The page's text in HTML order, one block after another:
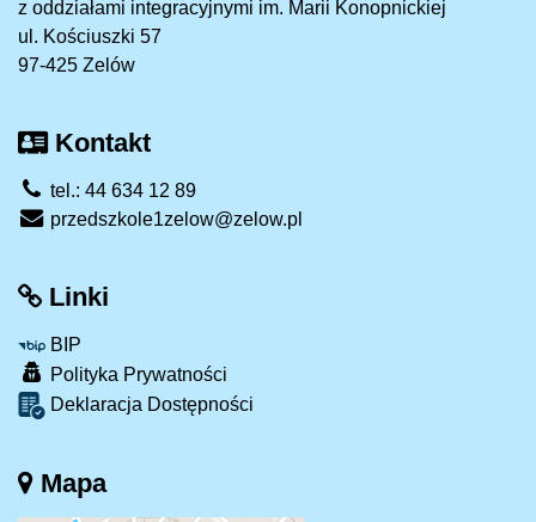
z oddziałami integracyjnymi im. Marii Konopnickiej
ul. Kościuszki 57
97-425 Zelów
Kontakt
tel.: 44 634 12 89
przedszkole1zelow@zelow.pl
Linki
BIP
Polityka Prywatności
Deklaracja Dostępności
Mapa